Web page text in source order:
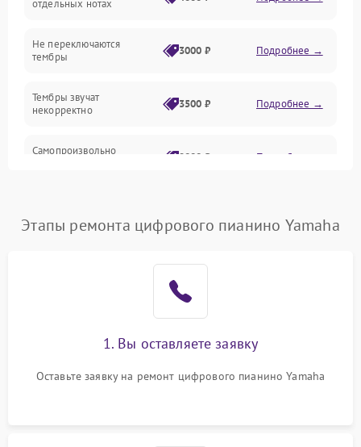
Аудио
Оптика
отдельных нотах
Не переключаются
тембры
3000 ₽ Подробнее →
Тембры звучат
некорректно
3500 ₽ Подробнее →
Самопроизвольно
2800 ₽ Подробнее →
Этапы ремонта цифрового пианино Yamaha
1. Вы оставляете заявку
Оставьте заявку на ремонт цифрового пианино Yamaha